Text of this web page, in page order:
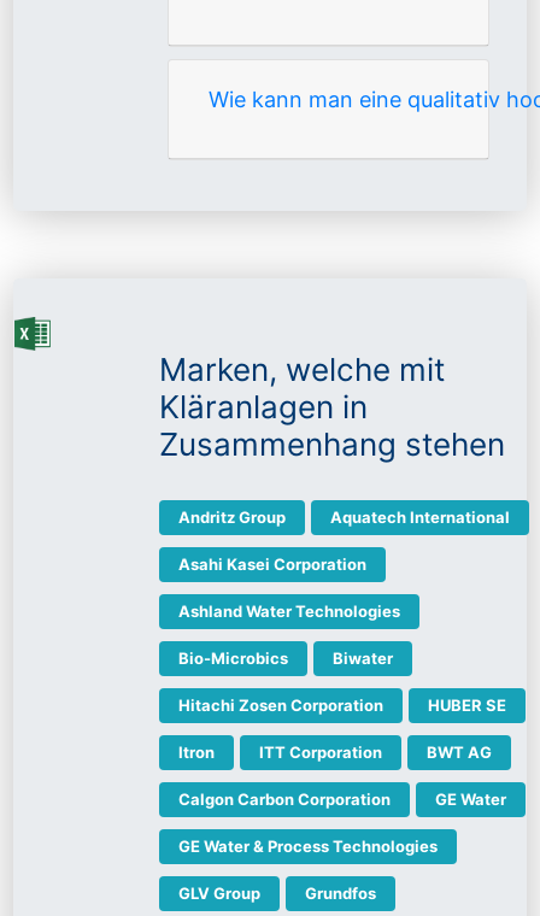
Wie kann man eine qualitativ
Marken, welche mit
Kläranlagen in
Zusammenhang stehen
Andritz Group Aquatech International
Asahi Kasei Corporation
Ashland Water Technologies
Bio-Microbics Biwater
Hitachi Zosen Corporation HUBER SE
Itron ITT Corporation BWT AG
Calgon Carbon Corporation GE Water
GE Water & Process Technologies
GLV Group Grundfos